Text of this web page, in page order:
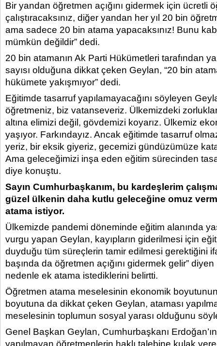
Bir yandan öğretmen açığını gidermek için ücretli
çalıştıracaksınız, diğer yandan her yıl 20 bin
ama sadece 20 bin atama yapacaksınız! Bunu
mümkün değildir” dedi.
20 bin atamanın Ak Parti Hükümetleri tarafından
sayısı olduğuna dikkat çeken Geylan, “20 bin
hükümete yakışmıyor” dedi.
Eğitimde tasarruf yapılamayacağını söyleyen
öğretmeniz, biz vatanseveriz. Ülkemizdeki zorluklar
altına elimizi değil, gövdemizi koyarız. Ülkemiz
yaşıyor. Farkındayız. Ancak eğitimde tasarruf
yeriz, bir eksik giyeriz, gecemizi gündüzümüze
Ama geleceğimizi inşa eden eğitim sürecinden
diye konuştu.
Sayın Cumhurbaşkanım, bu kardeşlerim
güzel ülkenin daha kutlu geleceğine omuz
atama istiyor.
Ülkemizde pandemi döneminde eğitim alanında
vurgu yapan Geylan, kayıpların giderilmesi için
duyduğu tüm süreçlerin tamir edilmesi gerektiğini
başında da öğretmen açığını gidermek gelir”
nedenle ek atama istediklerini belirtti.
Öğretmen atama meselesinin ekonomik
boyutuna da dikkat çeken Geylan, ataması
meselesinin toplumun sosyal yarası olduğunu
Genel Başkan Geylan, Cumhurbaşkanı
yapılmayan öğretmenlerin haklı talebine kulak